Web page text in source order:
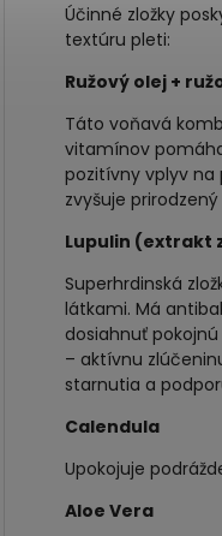
Účinné zložky
textúru pleti:
Ružový olej +
Táto voňavá
vitamínov
pozitívny vplyv
zvyšuje prirodzený
Lupulin (extrakt
Superhrdinská
látkami. Má
dosiahnuť
– aktívnu
starnutia a
Calendula
Upokojuje
Aloe Vera